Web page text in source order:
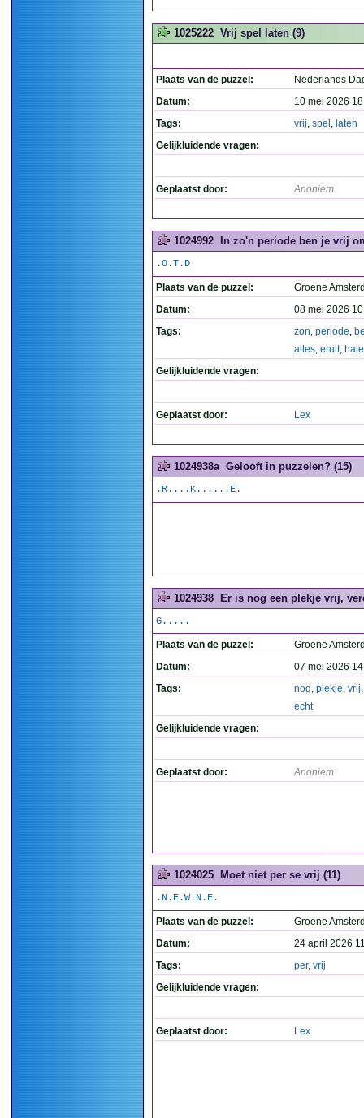
1025222 Vrij spel laten (9)
Plaats van de puzzel:
Nederlands
Datum:
10 mei 2026
Tags:
vrij, spel , laten
Gelijkluidende vragen:
Geplaatst door: Anoniem
1024992 In zo'n periode ben je vrij
.O.T.D
Plaats van de puzzel:
Groene
Datum:
08 mei 2026
Tags:
zon, periode,
alles, eruit,
Gelijkluidende vragen:
Geplaatst door: Lex
1024938a Gelooft in puzzelen? (15)
.R....K......E.
1024938 Er is nog een plekje vrij,
G.....
Plaats van de puzzel:
Groene
Datum:
07 mei 2026
Tags:
nog, plekje, vrij
echt
Gelijkluidende vragen:
Geplaatst door: Anoniem
1024025 Moet niet per se vrij (11)
.N.E.W.N.E.
Plaats van de puzzel:
Groene
Datum:
24 april 2026
Tags:
per, vrij
Gelijkluidende vragen:
Geplaatst door: Lex